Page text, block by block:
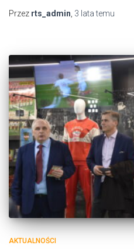
Przez rts_admin 3 latatemu
AKTUALNOŚCI